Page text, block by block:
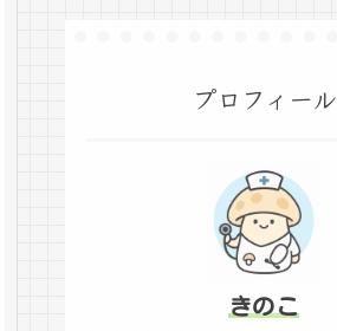
プロフィール
きのこ